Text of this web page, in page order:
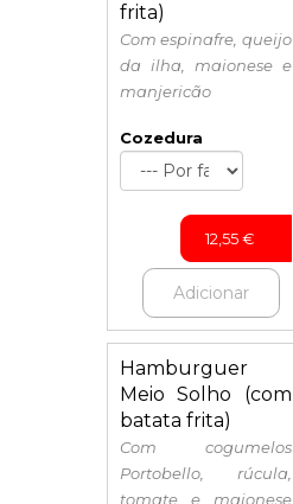
frita)
Com espinafre, queijo
da ilha, maionese e
manjericão
Cozedura
12,55€
Adicionar
Hamburguer
Meio Solho (com
batata frita)
Com cogumelos
Portobello, rúcula,
tomate e maionese